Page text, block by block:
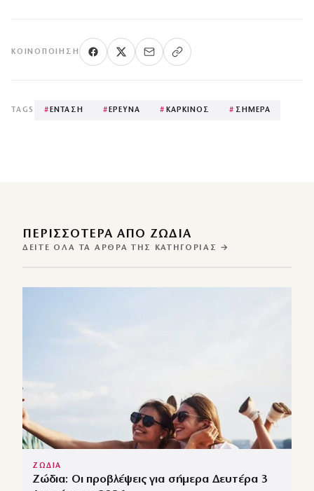
ΚΟΙΝΟΠΟΊΗΣΗ
TAGS #ΕΝΤΑΣΗ #ΕΡΕΥΝΑ # ΚΑΡΚΙΝΟΣ # ΣΗΜΕΡΑ
ΠΕΡΙΣΣΌΤΕΡΑ ΑΠΌ ΖΩΔΙΑ
ΔΕΊΤΕ ΌΛΑ ΤΑ ΆΡΘΡΑ ΤΗΣ ΚΑΤΗΓΟΡΊΑΣ →
ΖΩΔΙΑ
Ζώδια: Οι προβλέψεις για σήμερα Δευτέρα 3